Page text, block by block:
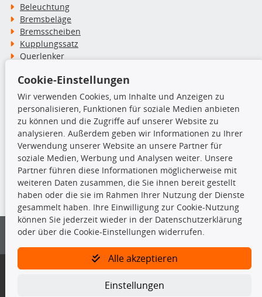
Beleuchtung
Bremsbeläge
Bremsscheiben
Kupplungssatz
Querlenker
Stoßdämpfer
TecDoc Inside
Die hier angezeigten Daten insbesondere die gesamte Datenbank dürfen
nicht kopiert werden.
Es ist zu unterlassen, die Daten oder die gesamte Datenbank ohne
vorherige Zustimmung von TecDoc zu vervielfältigen, zu verbreiten
und/oder diese Handlungen durch Dritte ausführen zu lassen. Ein
Bitte prüfen Sie, ob das über unseren Onlineshop identifizierte Ersatzteil
Gegebenenfalls sind ergänzende Informationen notwendig, um
Cookie-Einstellungen
Wir verwenden Cookies, um Inhalte und Anzeigen zu
personalisieren, Funktionen für soziale Medien anbieten
zu können und die Zugriffe auf unserer Website zu
analysieren. Außerdem geben wir Informationen zu Ihrer
Verwendung unserer Website an unsere Partner für
soziale Medien, Werbung und Analysen weiter. Unsere
Partner führen diese Informationen möglicherweise mit
weiteren Daten zusammen, die Sie ihnen bereit gestellt
haben oder die sie im Rahmen Ihrer Nutzung der Dienste
gesammelt haben. Ihre Einwilligung zur Cookie-Nutzung
können Sie jederzeit wieder in der Datenschutzerklärung
oder über die Cookie-Einstellungen widerrufen.
Alle akzeptieren
Einstellungen